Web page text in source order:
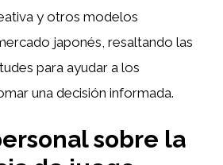
y otros modelos
japonés, resaltando las
para ayudar a los
una decisión informada.
sobre la